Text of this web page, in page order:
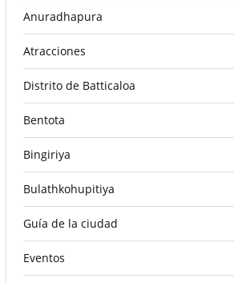
Anuradhapura
Atracciones
Distrito de Batticaloa
Bentota
Bingiriya
Bulathkohupitiya
Guía de la ciudad
Eventos